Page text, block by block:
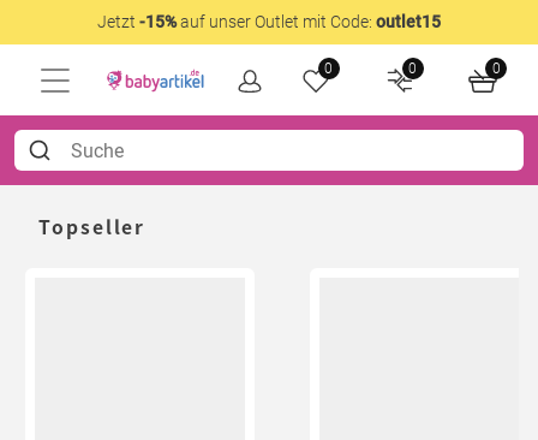
Jetzt -15%auf unser Outlet mit Code: outlet15
0 0 0
Topseller